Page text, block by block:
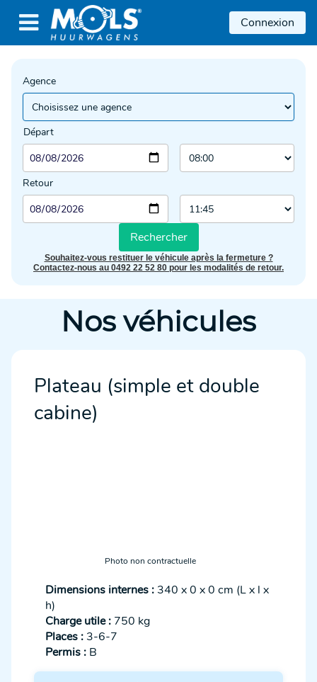
 Connexion
Agence
Départ
Retour
Rechercher
Souhaitez-vous restituer le véhicule après la fermeture ?
Contactez-nous au 0492 22 52 80 pour les modalités de retour.
Nos véhicules
Plateau (simple et double
cabine)
Photo non contractuelle
Dimensions internes : 340 x 0 x 0 cm (L x l x
h)
Charge utile : 750 kg
Places : 3-6-7
Permis : B